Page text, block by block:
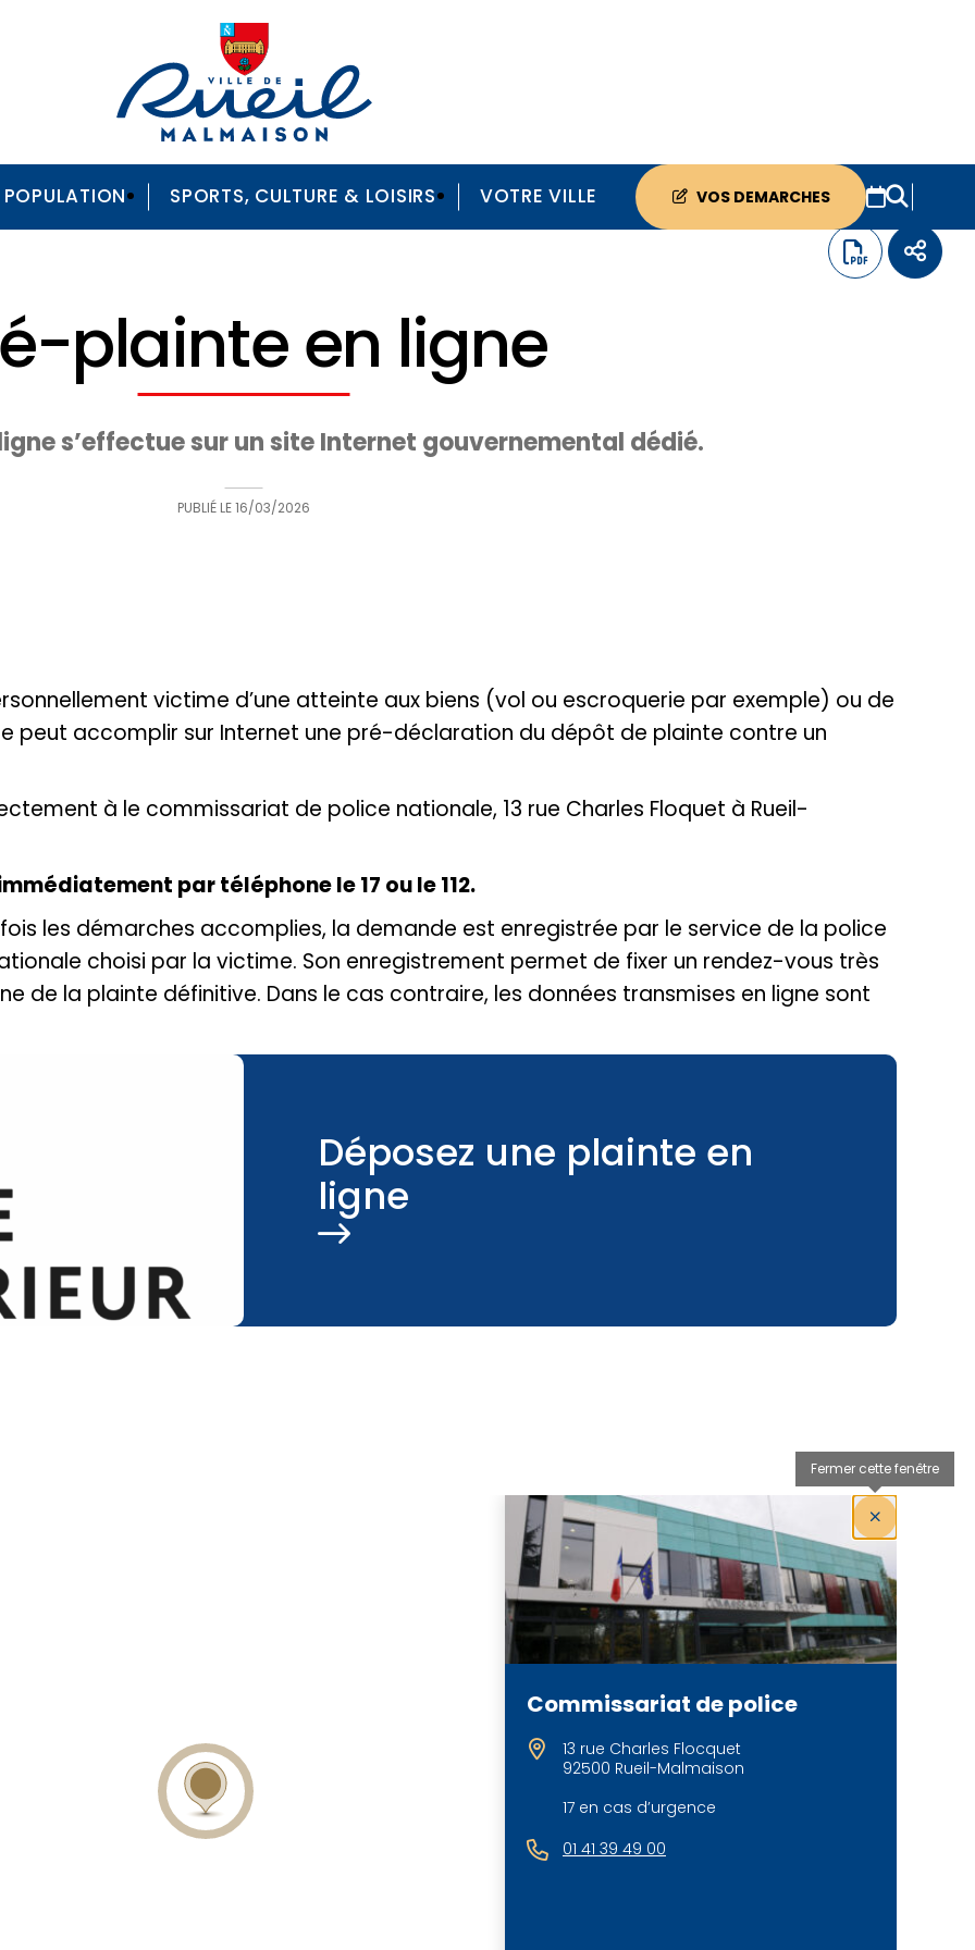
SPORTS, CULTURE & LOISIRS VOTRE VILLE VOS DEMARCHES
plainte en ligne
s’effectue sur un site Internet gouvernemental dédié.
PUBLIÉ LE16/03/2026
victime d’une atteinte aux biens (vol ou escroquerie par exemple) ou de
peut accomplir sur Internet une pré-déclaration du dépôt de plainte contre un
à le commissariat de police nationale, 13 rue Charles Floquet à Rueil-
par téléphone le 17 ou le 112.
les démarches accomplies, la demande est enregistrée par le service de la police
choisi par la victime. Son enregistrement permet de fixer un rendez-vous très
de la plainte définitive. Dans le cas contraire, les données transmises en ligne sont
Déposez une plainte en
ligne
Commissariat de police
13 rue Charles Flocquet
92500 Rueil-Malmaison
17 en cas d’urgence
01 41 39 49 00
Fermer cette fenêtre